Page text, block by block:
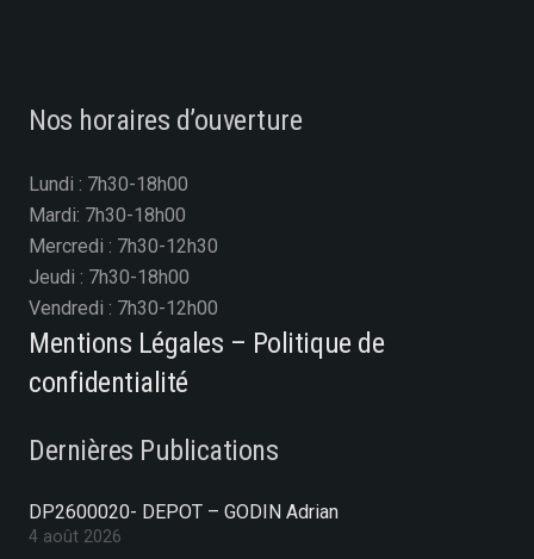
Nos horaires d’ouverture
Lundi : 7h30-18h00
Mardi: 7h30-18h00
Mercredi : 7h30-12h30
Jeudi : 7h30-18h00
Vendredi : 7h30-12h00
Mentions Légales – Politique de
confidentialité
Dernières Publications
DP2600020- DEPOT – GODIN Adrian
4 août 2026